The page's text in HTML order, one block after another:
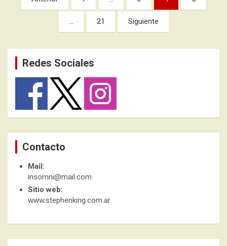
de
… 21 Siguiente
Redes Sociales
Contacto
Mail:
insomni@mail.com
Sitio web:
www.stephenking.com.ar